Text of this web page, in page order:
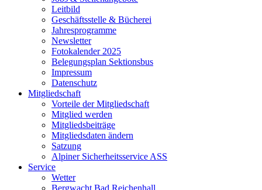
Leitbild
Geschäftsstelle & Bücherei
Jahresprogramme
Newsletter
Fotokalender 2025
Belegungsplan Sektionsbus
Impressum
Datenschutz
Mitgliedschaft
Vorteile der Mitgliedschaft
Mitglied werden
Mitgliedsbeiträge
Mitgliedsdaten ändern
Satzung
Alpiner Sicherheitsservice ASS
Service
Wetter
Bergwacht Bad Reichenhall